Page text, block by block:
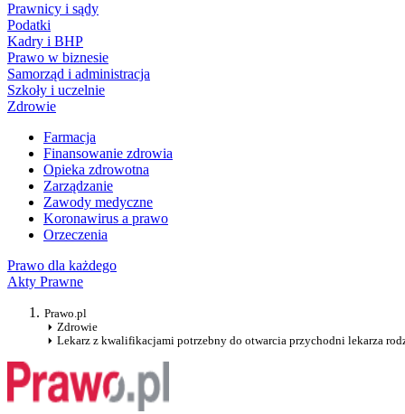
Prawnicy i sądy
Podatki
Kadry i BHP
Prawo w biznesie
Samorząd i administracja
Szkoły i uczelnie
Zdrowie
Farmacja
Finansowanie zdrowia
Opieka zdrowotna
Zarządzanie
Zawody medyczne
Koronawirus a prawo
Orzeczenia
Prawo dla każdego
Akty Prawne
Prawo.pl
Zdrowie
Lekarz z kwalifikacjami potrzebny do otwarcia przychodni lekarza